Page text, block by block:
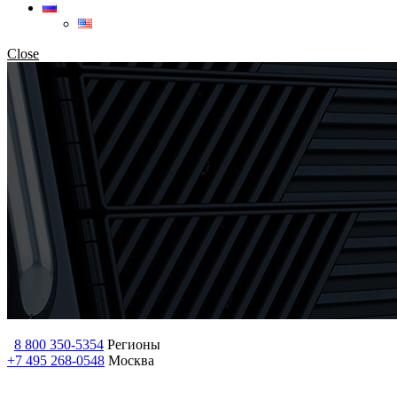
Close
8 800 350-5354 Регионы
+7 495 268-0548 Москва